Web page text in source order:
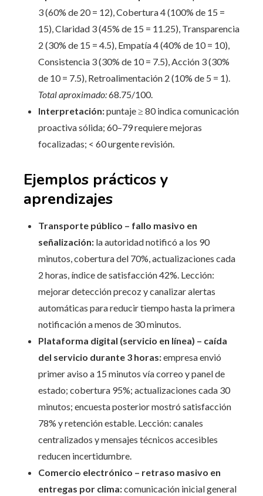
3 (60% de 20 = 12), Cobertura 4 (100% de 15 =
15), Claridad 3 (45% de 15 = 11.25), Transparencia
2 (30% de 15 = 4.5), Empatía 4 (40% de 10 = 10),
Consistencia 3 (30% de 10 = 7.5), Acción 3 (30%
de 10 = 7.5), Retroalimentación 2 (10% de 5 = 1).
Total aproximado:68.75/100.
Interpretación:puntaje ≥ 80 indica comunicación
proactiva sólida; 60–79 requiere mejoras
focalizadas; < 60 urgente revisión.
Ejemplos prácticos y
aprendizajes
Transporte público – fallo masivo en
señalización: la autoridad notificó a los 90
minutos, cobertura del 70%, actualizaciones cada
2 horas, índice de satisfacción 42%. Lección:
mejorar detección precoz y canalizar alertas
automáticas para reducir tiempo hasta la primera
notificación a menos de 30 minutos.
Plataforma digital (servicio en línea) – caída
del servicio durante 3 horas:empresa envió
primer aviso a 15 minutos vía correo y panel de
estado; cobertura 95%; actualizaciones cada 30
minutos; encuesta posterior mostró satisfacción
78% y retención estable. Lección: canales
centralizados y mensajes técnicos accesibles
reducen incertidumbre.
Comercio electrónico – retraso masivo en
entregas por clima:comunicación inicial general